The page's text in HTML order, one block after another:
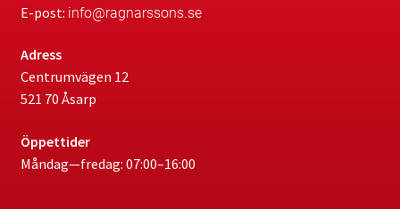
E-post: info@ragnarssons.se
Adress
Centrumvägen 12
521 70 Åsarp
Öppettider
Måndag—fredag: 07:00–16:00